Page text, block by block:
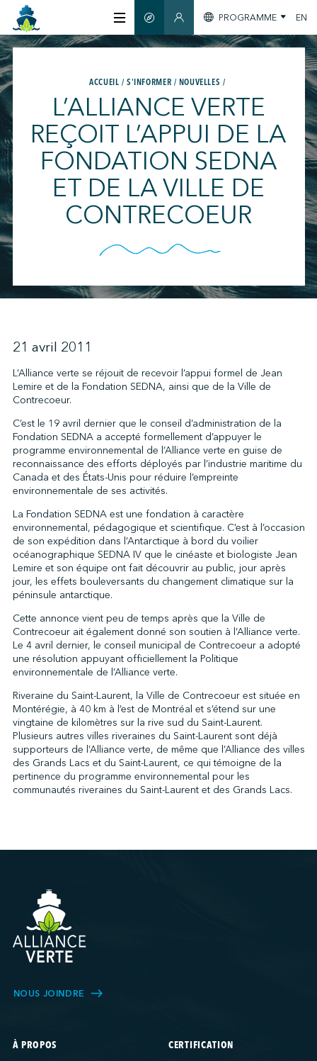
À PROPOS
CERTIFICATION
MEMBRES
GREENTECH
S'INFORMER
GUIDE INTELLIGENT
SECTION MEMBRES
PROGRAMME EN
ACCUEIL S'INFORMER NOUVELLES
L’ALLIANCE VERTE
REÇOIT L’APPUI DE LA
FONDATION SEDNA
ET DE LA VILLE DE
CONTRECOEUR
21 avril 2011
L’Alliance verte se réjouit de recevoir l’appui formel de Jean
Lemire et de la Fondation SEDNA, ainsi que de la Ville de
Contrecoeur.
C’est le 19 avril dernier que le conseil d’administration de la
Fondation SEDNA a accepté formellement d’appuyer le
programme environnemental de l’Alliance verte en guise de
reconnaissance des efforts déployés par l’industrie maritime du
Canada et des États-Unis pour réduire l’empreinte
environnementale de ses activités.
La Fondation SEDNA est une fondation à caractère
environnemental, pédagogique et scientifique. C’est à l’occasion
de son expédition dans l’Antarctique à bord du voilier
océanographique SEDNA IV que le cinéaste et biologiste Jean
Lemire et son équipe ont fait découvrir au public, jour après
jour, les effets bouleversants du changement climatique sur la
péninsule antarctique.
Cette annonce vient peu de temps après que la Ville de
Contrecoeur ait également donné son soutien à l’Alliance verte.
Le 4 avril dernier, le conseil municipal de Contrecoeur a adopté
une résolution appuyant officiellement la Politique
environnementale de l’Alliance verte.
Riveraine du Saint-Laurent, la Ville de Contrecoeur est située en
Montérégie, à 40 km à l’est de Montréal et s’étend sur une
vingtaine de kilomètres sur la rive sud du Saint-Laurent.
Plusieurs autres villes riveraines du Saint-Laurent sont déjà
supporteurs de l’Alliance verte, de même que l’Alliance des villes
des Grands Lacs et du Saint-Laurent, ce qui témoigne de la
pertinence du programme environnemental pour les
communautés riveraines du Saint-Laurent et des Grands Lacs.
NOUS JOINDRE
À PROPOS CERTIFICATION